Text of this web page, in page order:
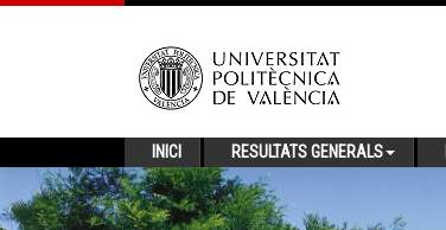
INICI RESULTATS GENERALS